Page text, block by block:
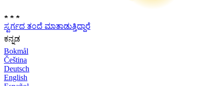
★ ★ ★
ಸ್ವರ್ಗದ ತಂದೆ ಮಾತಾಡುತ್ತಿದ್ದಾರೆ
ಕನ್ನಡ
Bokmål
Čeština
Deutsch
English